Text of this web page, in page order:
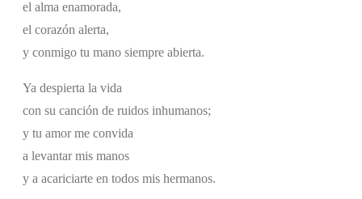
el alma enamorada,
el corazón alerta,
y conmigo tu mano siempre abierta.
Ya despierta la vida
con su canción de ruidos inhumanos;
y tu amor me convida
a levantar mis manos
y a acariciarte en todos mis hermanos.